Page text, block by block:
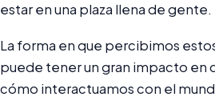
estar en una plaza llena de gente.
La forma en que percibimos
puede tener un gran impacto en
cómo interactuamos con el